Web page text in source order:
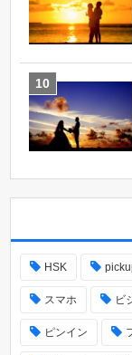
HSK
スマホ ビ
ピンイン